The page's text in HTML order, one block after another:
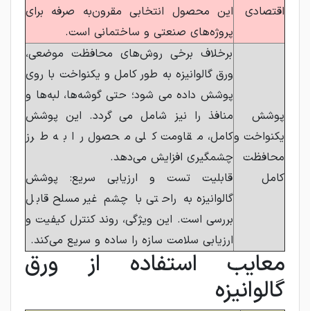
اقتصادی
این محصول انتخابی مقرون‌به‌ صرفه برای
پروژه‌های صنعتی و ساختمانی است.
پوشش
یکنواخت و
محافظت
کامل
برخلاف برخی روش‌های محافظت موضعی،
ورق گالوانیزه به ‌طور کامل و یکنواخت با روی
پوشش داده می ‌شود؛ حتی گوشه‌ها، لبه‌ها و
منافذ را نیز شامل می گردد. این پوشش
کامل، مقاومت کلی محصول را به طرز
چشمگیری افزایش می‌دهد.
قابلیت تست و ارزیابی سریع: پوشش
گالوانیزه به‌ راحتی با چشم غیرمسلح قابل
بررسی است. این ویژگی، روند کنترل کیفیت و
ارزیابی سلامت سازه را ساده و سریع می‌کند.
معایب استفاده از ورق
گالوانیزه